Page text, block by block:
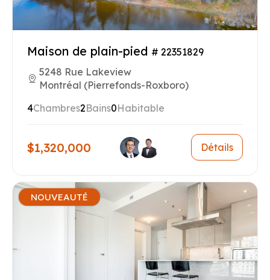
Maison de plain-pied # 22351829
5248 Rue Lakeview
Montréal (Pierrefonds-Roxboro)
4Chambres2Bains0Habitable
$1,320,000 Détails
NOUVEAUTÉ